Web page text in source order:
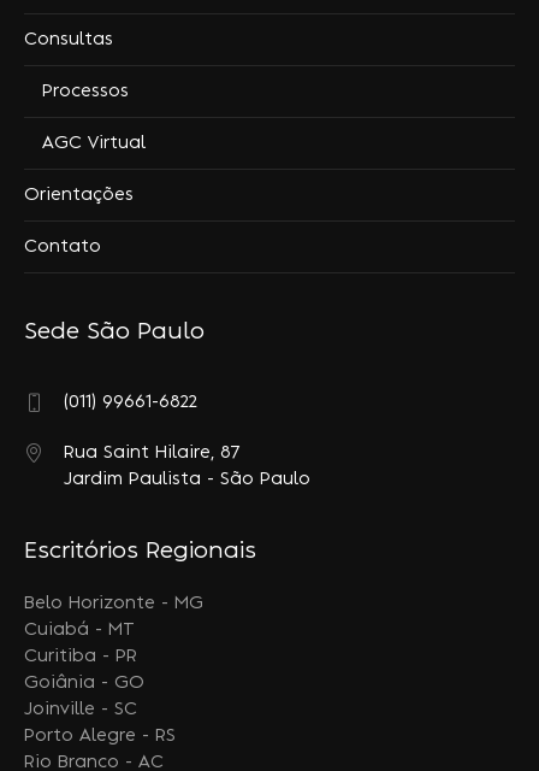
Consultas
Processos
AGC Virtual
Orientações
Contato
Sede São Paulo
(011) 99661-6822
Rua Saint Hilaire, 87
Jardim Paulista - São Paulo
Escritórios Regionais
Belo Horizonte - MG
Cuiabá - MT
Curitiba - PR
Goiânia - GO
Joinville - SC
Porto Alegre - RS
Rio Branco - AC